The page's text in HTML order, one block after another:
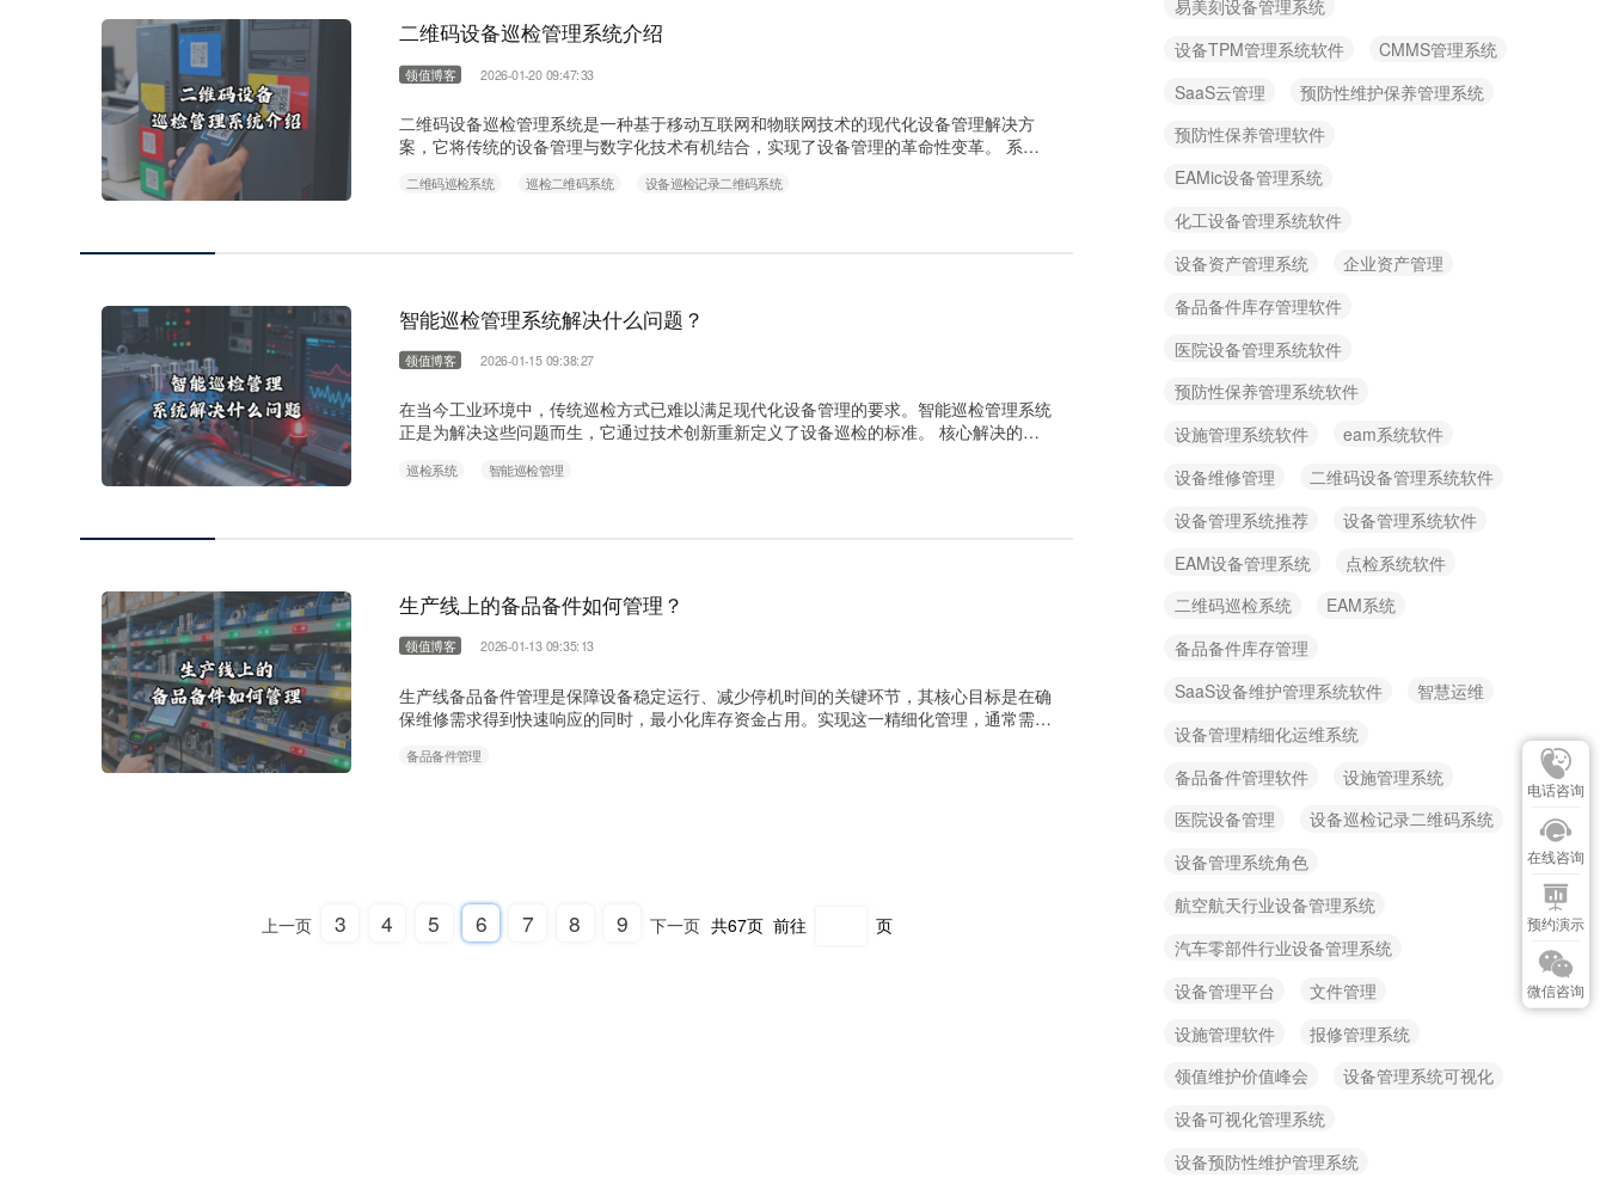
二维码设备巡检管理系统介绍
领值博客 2026-01-20 09:47:33
二维码设备巡检管理系统是一种基于移动互联网和物联网技术的现代化设备管理解决方
案，它将传统的设备管理与数字化技术有机结合，实现了设备管理的革命性变革。 系统
三层架构。云端平台负责数据存储、分析和权限管理；移动终端作为数据采集和任务执行
二维码巡检系统 巡检二维码系统 设备巡检记录二维码系统
智能巡检管理系统解决什么问题？
领值博客 2026-01-15 09:38:27
在当今工业环境中，传统巡检方式已难以满足现代化设备管理的要求。智能巡检管理系统
正是为解决这些问题而生，它通过技术创新重新定义了设备巡检的标准。 核心解决的问
漏等突出问题。智能巡检系统通过标准化电子表单和自动数据采集，彻底消除了人工记录
巡检系统 智能巡检管理
生产线上的备品备件如何管理？
领值博客 2026-01-13 09:35:13
生产线备品备件管理是保障设备稳定运行、减少停机时间的关键环节，其核心目标是在确
保维修需求得到快速响应的同时，最小化库存资金占用。实现这一精细化管理，通常需要
底”。需要为每一种备件建立唯一的身份标识和电子档案，记录其名称、规格型号、图
备品备件管理
上一页 3 4 5 6 7 8 9 下一页 共67页 前往 页
易美刻设备管理系统
设备TPM管理系统软件
CMMS管理系统
SaaS云管理
预防性维护保养管理系统
预防性保养管理软件
EAMic设备管理系统
化工设备管理系统软件
设备资产管理系统
企业资产管理
备品备件库存管理软件
医院设备管理系统软件
预防性保养管理系统软件
设施管理系统软件
eam系统软件
设备维修管理
二维码设备管理系统软件
设备管理系统推荐
设备管理系统软件
EAM设备管理系统
点检系统软件
二维码巡检系统
EAM系统
备品备件库存管理
SaaS设备维护管理系统软件
智慧运维
设备管理精细化运维系统
备品备件管理软件
设施管理系统
医院设备管理
设备巡检记录二维码系统
设备管理系统角色
航空航天行业设备管理系统
汽车零部件行业设备管理系统
设备管理平台
文件管理
设施管理软件
报修管理系统
领值维护价值峰会
设备管理系统可视化
设备可视化管理系统
设备预防性维护管理系统
电话咨询
在线咨询
预约演示
微信咨询